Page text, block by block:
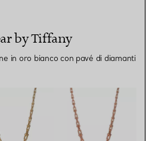
by Tiffany
in oro bianco con pavé di diamanti